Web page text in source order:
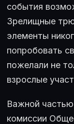
события
Зрелищные
элементы
попробовать
пожелали не
взрослые
Важной частью
комиссии